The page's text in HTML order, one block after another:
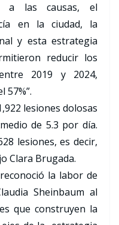
a las causas, el
en la ciudad, la
y esta estrategia
reducir los
2019 y 2024,
57%”.
lesiones dolosas
de 5.3 por día.
lesiones, es decir,
Clara Brugada.
la labor de
Sheinbaum al
que construyen la